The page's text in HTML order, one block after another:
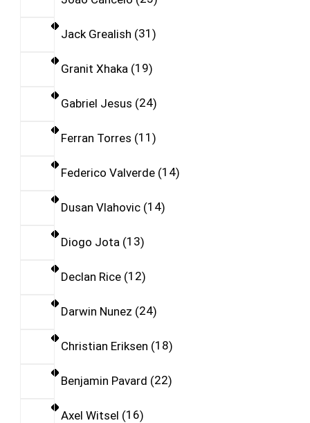
Jack Grealish 31
Granit Xhaka 19
Gabriel Jesus 24
Ferran Torres 11
Federico Valverde 14
Dusan Vlahovic 14
Diogo Jota 13
Declan Rice 12
Darwin Nunez 24
Christian Eriksen 18
Benjamin Pavard 22
Axel Witsel 16